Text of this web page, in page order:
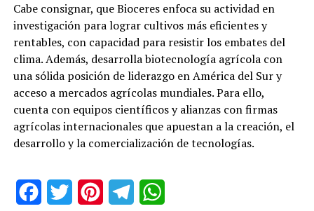
Cabe consignar, que Bioceres enfoca su actividad en
investigación para lograr cultivos más eficientes y
rentables, con capacidad para resistir los embates del
clima. Además, desarrolla biotecnología agrícola con
una sólida posición de liderazgo en América del Sur y
acceso a mercados agrícolas mundiales. Para ello,
cuenta con equipos científicos y alianzas con firmas
agrícolas internacionales que apuestan a la creación, el
desarrollo y la comercialización de tecnologías.
FacebookTwitter PinterestTelegram